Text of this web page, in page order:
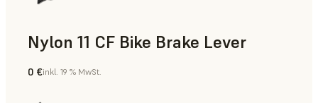
Nylon 11 CF Bike Brake Lever
SLS-Pulver
0 €inkl. 19 % MwSt.